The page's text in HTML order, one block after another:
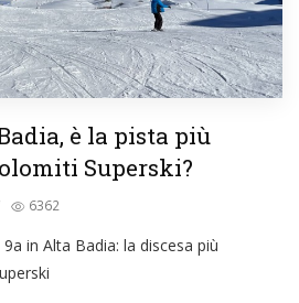
è la pista più
Superski?
6362
in Alta Badia: la discesa più